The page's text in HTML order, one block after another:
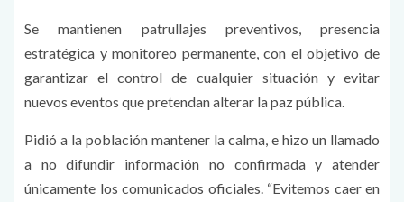
Se mantienen patrullajes preventivos, presencia
estratégica y monitoreo permanente, con el objetivo de
garantizar el control de cualquier situación y evitar
nuevos eventos que pretendan alterar la paz pública.
Pidió a la población mantener la calma, e hizo un llamado
a no difundir información no confirmada y atender
únicamente los comunicados oficiales. “Evitemos caer en